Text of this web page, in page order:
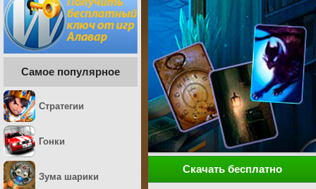
Скачать бесплатно
Самое популярное
Стратегии
Гонки
Зума шарики